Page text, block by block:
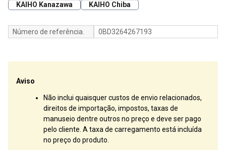
KAIHO Kanazawa KAIHO Chiba
Número de referência. 0BD3264267193
Aviso
Não inclui quaisquer custos de envio relacionados,
direitos de importação, impostos, taxas de
manuseio dentre outros no preço e deve ser pago
pelo cliente. A taxa de carregamento está incluída
no preço do produto.